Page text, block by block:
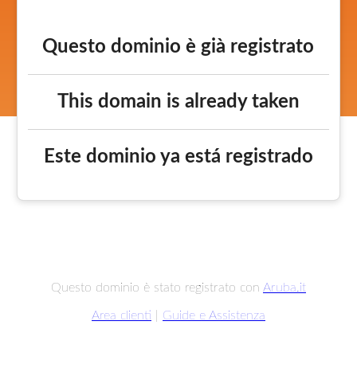
Questo dominio è già registrato
This domain is already taken
Este dominio ya está registrado
Questo dominio è stato registrato con Aruba.it
Area clienti Guide e Assistenza